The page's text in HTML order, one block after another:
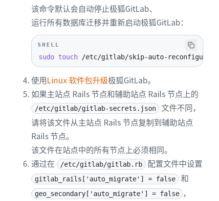
该命令默认会自动停止极狐GitLab、
运行所有数据库迁移并重新启动极狐GitLab：
SHELL
sudo touch /etc/gitlab/skip-auto-reconfigure
使用Linux 软件包升级极狐GitLab。
如果主站点 Rails 节点和辅助站点 Rails 节点上的
/etc/gitlab/gitlab-secrets.json
文件不同，
请将该文件从主站点 Rails 节点复制到辅助站点
Rails 节点。
该文件在站点中的所有节点上必须相同。
通过在
/etc/gitlab/gitlab.rb 配置文件中设置
gitlab_rails['auto_migrate'] = false 和
geo_secondary['auto_migrate'] = false
，